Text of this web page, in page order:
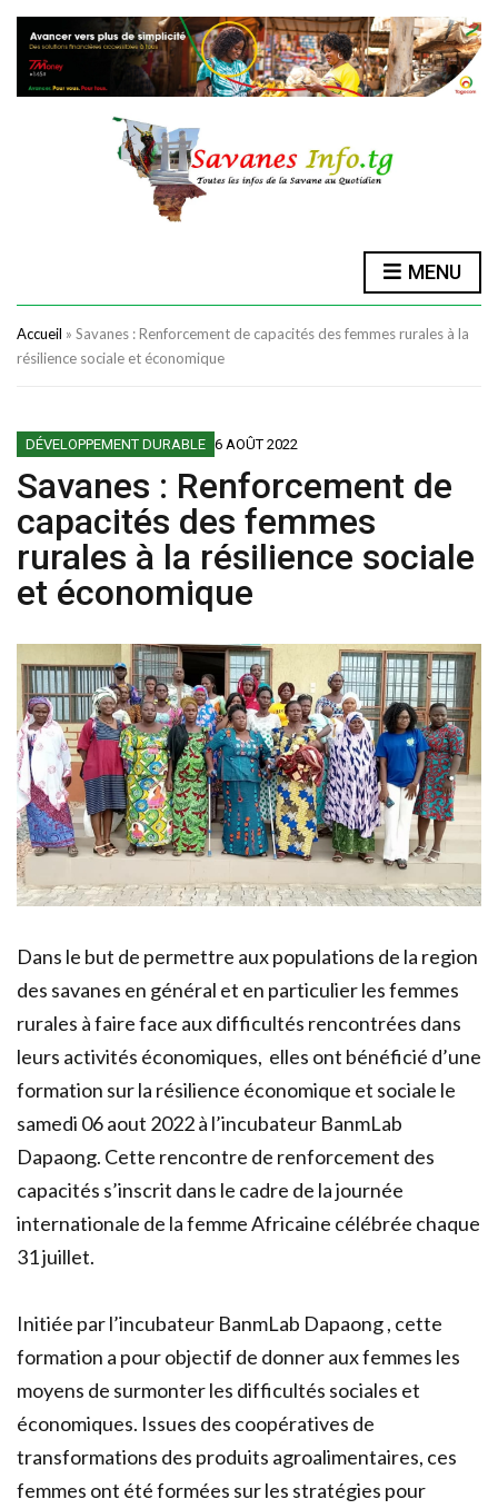
MENU
Accueil » Savanes : Renforcement de capacités des femmes rurales à la
résilience sociale et économique
DÉVELOPPEMENT DURABLE 6 AOÛT 2022
Savanes : Renforcement de
capacités des femmes
rurales à la résilience sociale
et économique
Dans le but de permettre aux populations de la region
des savanes en général et en particulier les femmes
rurales à faire face aux difficultés rencontrées dans
leurs activités économiques, elles ont bénéficié d’une
formation sur la résilience économique et sociale le
samedi 06 aout 2022 à l’incubateur BanmLab
Dapaong. Cette rencontre de renforcement des
capacités s’inscrit dans le cadre de la journée
internationale de la femme Africaine célébrée chaque
31 juillet.
Initiée par l’incubateur BanmLab Dapaong , cette
formation a pour objectif de donner aux femmes les
moyens de surmonter les difficultés sociales et
économiques. Issues des coopératives de
transformations des produits agroalimentaires, ces
femmes ont été formées sur les stratégies pour